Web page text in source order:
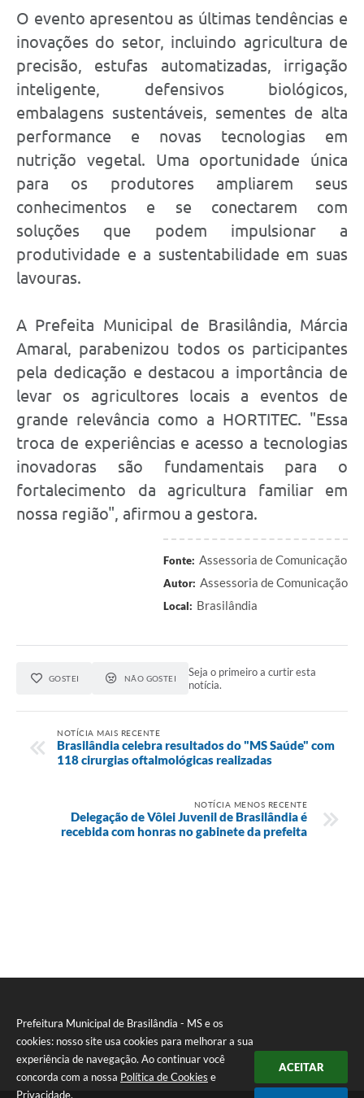
Prefeitura Municipal de Brasilândia - MS e os
cookies: nosso site usa cookies para melhorar a sua
experiência de navegação. Ao continuar você
concorda com a nossa Política de Cookies e
Privacidade.
ACEITAR
O evento apresentou as últimas tendências e
inovações do setor, incluindo agricultura de
precisão, estufas automatizadas, irrigação
inteligente, defensivos biológicos,
embalagens sustentáveis, sementes de alta
performance e novas tecnologias em
nutrição vegetal. Uma oportunidade única
para os produtores ampliarem seus
conhecimentos e se conectarem com
soluções que podem impulsionar a
produtividade e a sustentabilidade em suas
lavouras.
A Prefeita Municipal de Brasilândia, Márcia
Amaral, parabenizou todos os participantes
pela dedicação e destacou a importância de
levar os agricultores locais a eventos de
grande relevância como a HORTITEC. "Essa
troca de experiências e acesso a tecnologias
inovadoras são fundamentais para o
fortalecimento da agricultura familiar em
nossa região", afirmou a gestora.
Fonte: Assessoria de Comunicação
Autor: Assessoria de Comunicação
Local: Brasilândia
GOSTEI NÃO GOSTEI
Seja o primeiro a curtir esta
notícia.
NOTÍCIA MAIS RECENTE
Brasilândia celebra resultados do "MS Saúde" com
118 cirurgias oftalmológicas realizadas
NOTÍCIA MENOS RECENTE
Delegação de Vôlei Juvenil de Brasilândia é
recebida com honras no gabinete da prefeita